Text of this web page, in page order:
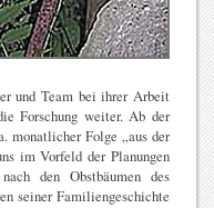
und Team bei ihrer Arbeit
Forschung weiter. Ab der
monatlicher Folge „aus der
im Vorfeld der Planungen
den Obstbäumen des
seiner Familiengeschichte